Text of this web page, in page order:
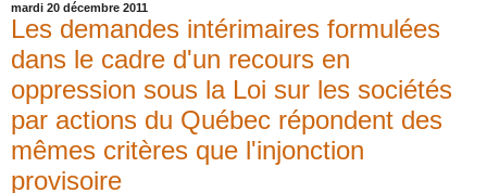
mardi 20 décembre 2011
Les demandes intérimaires formulées
dans le cadre d'un recours en
oppression sous la Loi sur les sociétés
par actions du Québec répondent des
mêmes critères que l'injonction
provisoire